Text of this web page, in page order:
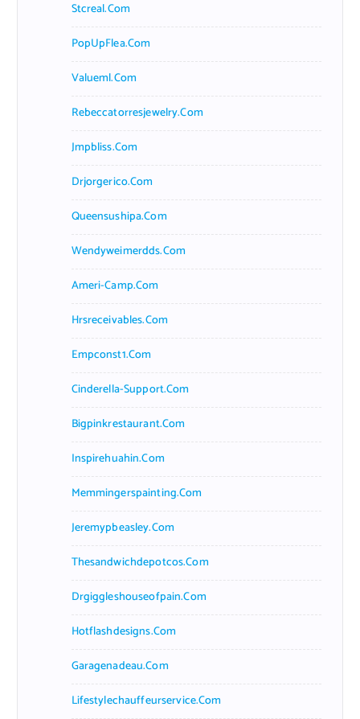
Stcreal.com
PopUpFlea.com
Valueml.com
Rebeccatorresjewelry.com
Jmpbliss.com
Drjorgerico.com
Queensushipa.com
Wendyweimerdds.com
Ameri-Camp.com
Hrsreceivables.com
Empconst1.com
Cinderella-Support.com
Bigpinkrestaurant.com
Inspirehuahin.com
Memmingerspainting.com
Jeremypbeasley.com
Thesandwichdepotcos.com
Drgiggleshouseofpain.com
Hotflashdesigns.com
Garagenadeau.com
Lifestylechauffeurservice.com